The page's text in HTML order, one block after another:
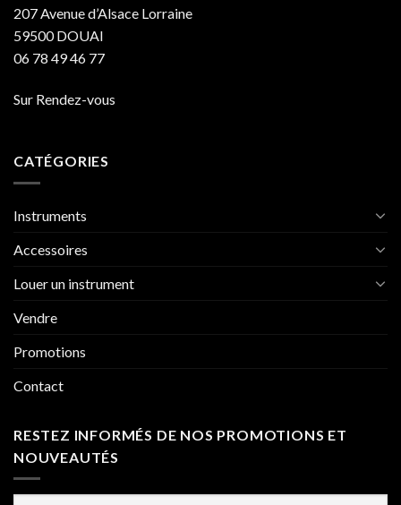
207 Avenue d’Alsace Lorraine
59500 DOUAI
06 78 49 46 77
Sur Rendez-vous
CATÉGORIES
Instruments
Accessoires
Louer un instrument
Vendre
Promotions
Contact
RESTEZ INFORMÉS DE NOS PROMOTIONS ET
NOUVEAUTÉS